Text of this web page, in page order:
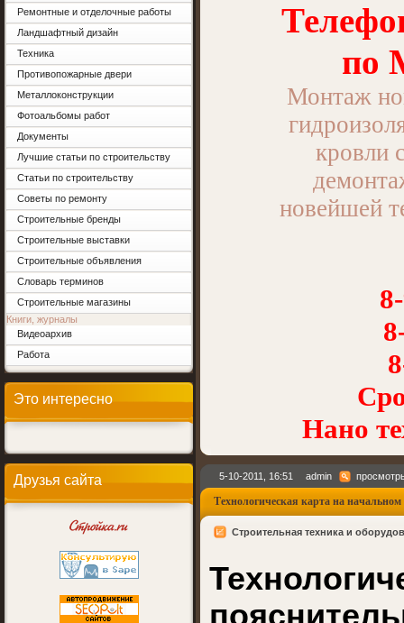
Ремонтные и отделочные работы
Ландшафтный дизайн
Техника
Противопожарные двери
Металлоконструкции
Фотоальбомы работ
Документы
Лучшие статьи по строительству
Статьи по строительству
Советы по ремонту
Строительные бренды
Строительные выставки
Строительные объявления
Словарь терминов
Строительные магазины
Книги, журналы
Видеоархив
Работа
Это интересно
Друзья сайта
по
Монтаж
кровли
новейшей
Нано
5-10-2011, 16:51 admin
Технологическая карта на начальном
Строительная техника и